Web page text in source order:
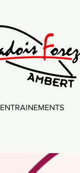
ENTRAINEMENTS